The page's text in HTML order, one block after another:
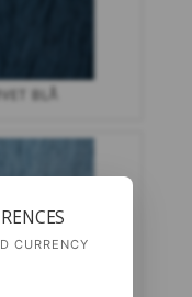
BLÅ
CURRENCY